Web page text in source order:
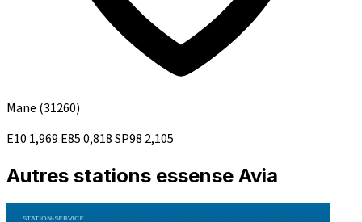
Mane (31260)
E10 1,969 E850,818SP98 2,105
Autres stations essense Avia